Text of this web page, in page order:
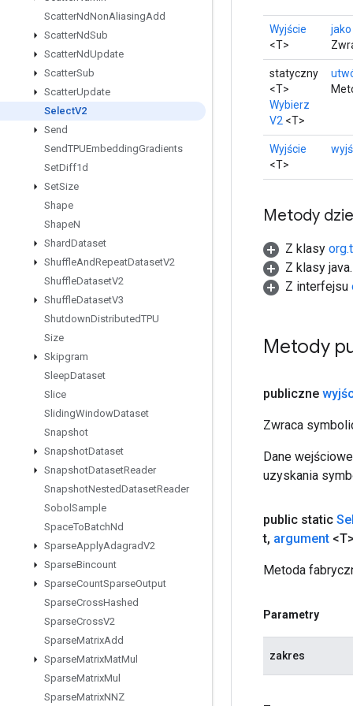
ScatterNdNonAliasingAdd
ScatterNdSub
ScatterNdUpdate
ScatterSub
ScatterUpdate
SelectV2
Send
SendTPUEmbeddingGradients
SetDiff1d
SetSize
Shape
ShapeN
ShardDataset
ShuffleAndRepeatDatasetV2
ShuffleDatasetV2
ShuffleDatasetV3
ShutdownDistributedTPU
Size
Skipgram
SleepDataset
Slice
SlidingWindowDataset
Snapshot
SnapshotDataset
SnapshotDatasetReader
SnapshotNestedDatasetReader
Sobol Sample
SpaceToBatchNd
SparseApplyAdagradV2
SparseBincount
SparseCountSparseOutput
SparseCrossHashed
SparseCrossV2
SparseMatrixAdd
SparseMatrixMatMul
SparseMatrixMul
SparseMatrixNNZ
Wyjście
<T>
statyczny
<T>
Wybierz
V2 <T>
Wyjście
<T>
Metody
Z klasy
Z klasy
Z interfejsu
Metody
publiczne
Zwraca
Dane
uzyskania
public static
t, argument
Metoda
Parametry
zakres